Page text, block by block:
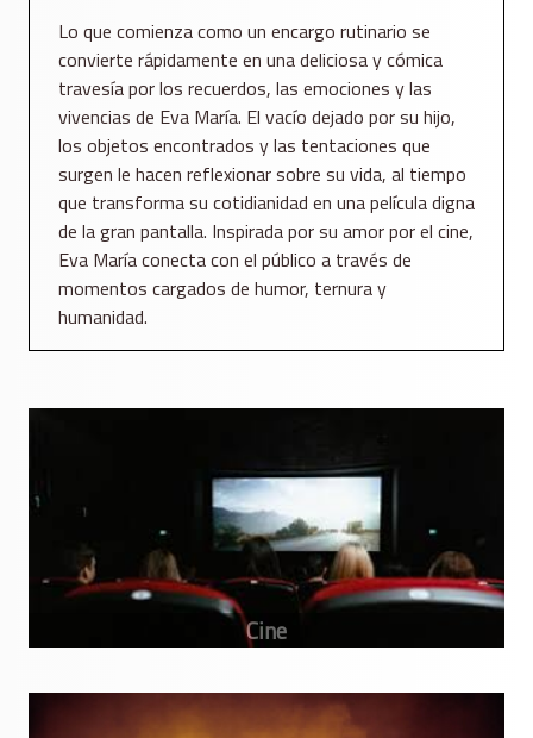
Lo que comienza como un encargo rutinario se
convierte rápidamente en una deliciosa y cómica
travesía por los recuerdos, las emociones y las
vivencias de Eva María. El vacío dejado por su hijo,
los objetos encontrados y las tentaciones que
surgen le hacen reflexionar sobre su vida, al tiempo
que transforma su cotidianidad en una película digna
de la gran pantalla. Inspirada por su amor por el cine,
Eva María conecta con el público a través de
momentos cargados de humor, ternura y
humanidad.